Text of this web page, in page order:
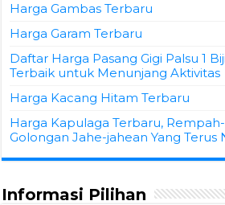
Harga Gambas Terbaru
Harga Garam Terbaru
Daftar Harga Pasang Gigi Palsu 1
Terbaik untuk Menunjang Aktivitas
Harga Kacang Hitam Terbaru
Harga Kapulaga Terbaru,
Golongan Jahe-jahean Yang Terus
Informasi Pilihan